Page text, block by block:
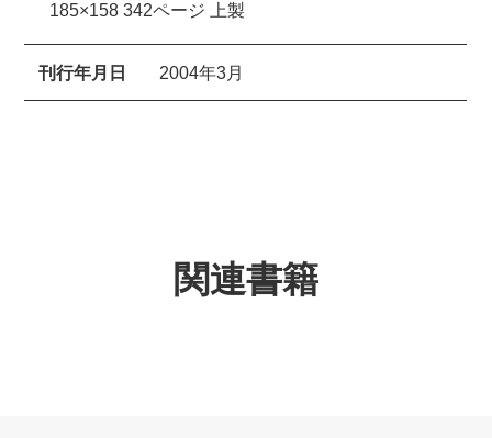
185×158 342ページ 上製
刊行年月日 2004年3月
関連書籍